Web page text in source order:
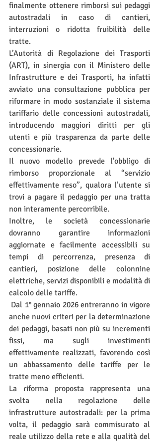
finalmente ottenere rimborsi sui pedaggi
autostradali in caso di cantieri,
interruzioni o ridotta fruibilità delle
tratte.
L’Autorità di Regolazione dei Trasporti
(ART), in sinergia con il Ministero delle
Infrastrutture e dei Trasporti, ha infatti
avviato una consultazione pubblica per
riformare in modo sostanziale il sistema
tariffario delle concessioni autostradali,
introducendo maggiori diritti per gli
utenti e più trasparenza da parte delle
concessionarie.
Il nuovo modello prevede l'obbligo di
rimborso proporzionale al “servizio
effettivamente reso”, qualora l’utente si
trovi a pagare il pedaggio per una tratta
non interamente percorribile.
Inoltre, le società concessionarie
dovranno garantire informazioni
aggiornate e facilmente accessibili su
tempi di percorrenza, presenza di
cantieri, posizione delle colonnine
elettriche, servizi disponibili e modalità di
calcolo delle tariffe.
Dal 1° gennaio 2026 entreranno in vigore
anche nuovi criteri per la determinazione
dei pedaggi, basati non più su incrementi
fissi, ma sugli investimenti
effettivamente realizzati, favorendo così
un abbassamento delle tariffe per le
tratte meno efficienti.
La riforma proposta rappresenta una
svolta nella regolazione delle
infrastrutture autostradali: per la prima
volta, il pedaggio sarà commisurato al
reale utilizzo della rete e alla qualità del